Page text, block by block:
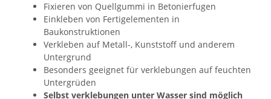
Fixieren von Quellgummi in Betonierfugen
Einkleben von Fertigelementen in
Baukonstruktionen
Verkleben auf Metall-, Kunststoff und anderem
Untergrund
Besonders geeignet für verklebungen auf feuchten
Untergrüden
Selbst verklebungen unter Wasser sind möglich